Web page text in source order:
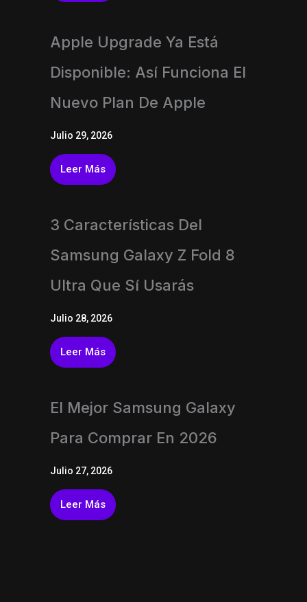
Apple Upgrade Ya Está
Disponible: Así Funciona El
Nuevo Plan De Apple
Julio 29, 2026
Leer Más
3 Características Del
Samsung Galaxy Z Fold 8
Ultra Que Sí Usarás
Julio 28, 2026
Leer Más
El Mejor Samsung Galaxy
Para Comprar En 2026
Julio 27, 2026
Leer Más